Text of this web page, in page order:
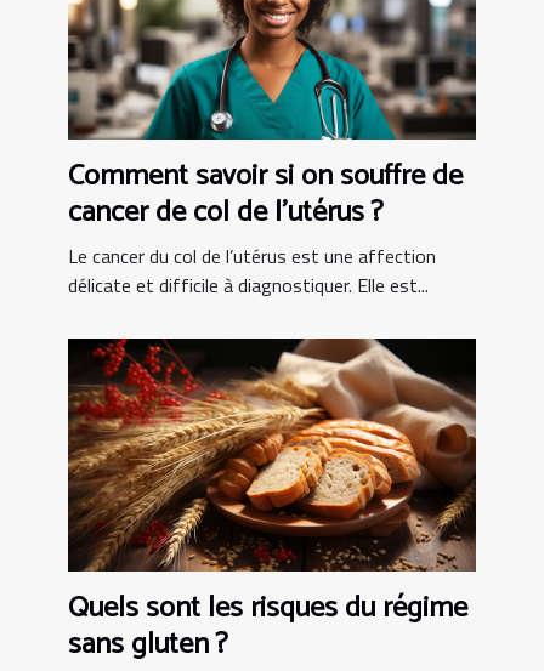
Comment savoir si on souffre de
cancer de col de l’utérus ?
Le cancer du col de l’utérus est une affection
délicate et difficile à diagnostiquer. Elle est...
Quels sont les risques du régime
sans gluten ?